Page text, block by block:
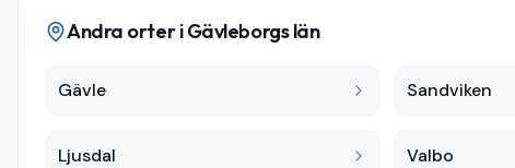
Andra orter iGävleborgs län
Gävle Sandviken
Ljusdal Valbo